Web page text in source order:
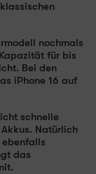
nochmals
für bis
Bei den
iPhone 16 auf
schnelle
Natürlich
ebenfalls
das